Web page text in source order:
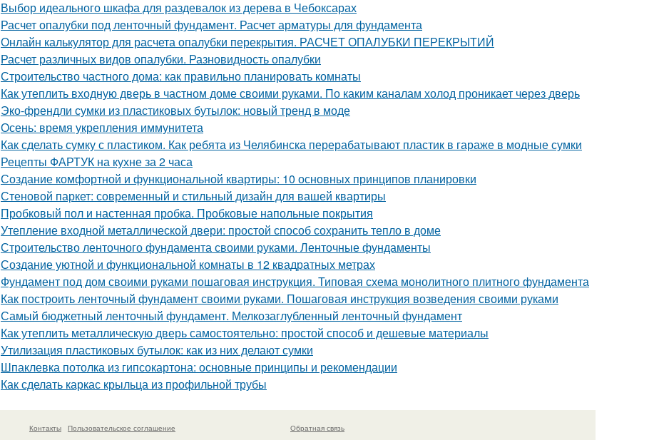
Выбор идеального шкафа для раздевалок из дерева в Чебоксарах
Расчет опалубки под ленточный фундамент. Расчет арматуры для фундамента
Онлайн калькулятор для расчета опалубки перекрытия. РАСЧЕТ ОПАЛУБКИ ПЕРЕКРЫТИЙ
Расчет различных видов опалубки. Разновидность опалубки
Строительство частного дома: как правильно планировать комнаты
Как утеплить входную дверь в частном доме своими руками. По каким каналам холод проникает через дверь
Эко-френдли сумки из пластиковых бутылок: новый тренд в моде
Осень: время укрепления иммунитета
Как сделать сумку с пластиком. Как ребята из Челябинска перерабатывают пластик в гараже в модные сумки
Рецепты ФАРТУК на кухне за 2 часа
Создание комфортной и функциональной квартиры: 10 основных принципов планировки
Стеновой паркет: современный и стильный дизайн для вашей квартиры
Пробковый пол и настенная пробка. Пробковые напольные покрытия
Утепление входной металлической двери: простой способ сохранить тепло в доме
Строительство ленточного фундамента своими руками. Ленточные фундаменты
Создание уютной и функциональной комнаты в 12 квадратных метрах
Фундамент под дом своими руками пошаговая инструкция. Типовая схема монолитного плитного фундамента
Как построить ленточный фундамент своими руками. Пошаговая инструкция возведения своими руками
Самый бюджетный ленточный фундамент. Мелкозаглубленный ленточный фундамент
Как утеплить металлическую дверь самостоятельно: простой способ и дешевые материалы
Утилизация пластиковых бутылок: как из них делают сумки
Шпаклевка потолка из гипсокартона: основные принципы и рекомендации
Как сделать каркас крыльца из профильной трубы
Контакты
Пользовательское соглашение
Обратная связь